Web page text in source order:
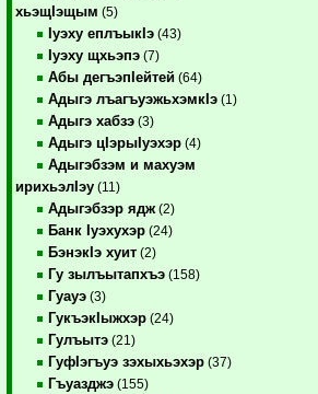
хьэщIэщым (5)
Iуэху еплъыкIэ (43)
Iуэху щхьэпэ (7)
Абы дегъэпIейтей (64)
Адыгэ лъагъуэжьхэмкIэ (1)
Адыгэ хабзэ (3)
Адыгэ цIэрыIуэхэр (4)
Адыгэбзэм и махуэм
ирихьэлIэу (11)
Адыгэбзэр ядж (2)
Банк Iуэхухэр (24)
БэнэкIэ хуит (2)
Гу зылъытапхъэ (158)
Гуауэ (3)
ГукъэкIыжхэр (24)
Гулъытэ (21)
ГуфIэгъуэ зэхыхьэхэр (37)
Гъуазджэ (155)